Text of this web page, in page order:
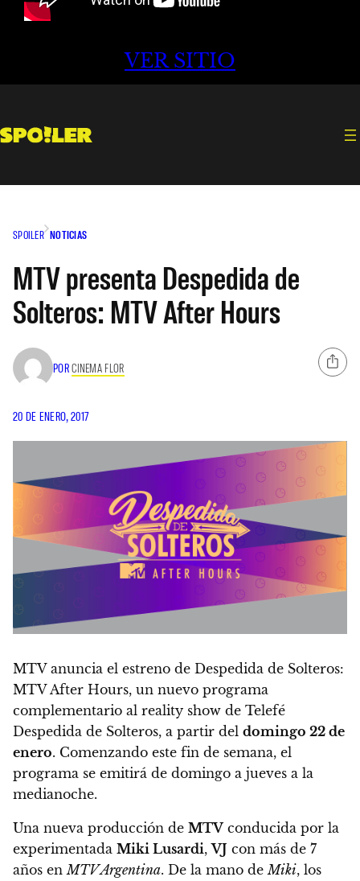
VER SITIO
SPOILER NOTICIAS
MTV presenta Despedida de
Solteros: MTV After Hours
PORCINEMA FLOR
20 DE ENERO, 2017
MTV anuncia el estreno de Despedida de Solteros:
MTV After Hours, un nuevo programa
complementario al reality show de Telefé
Despedida de Solteros, a partir del domingo 22 de
enero. Comenzando este fin de semana, el
programa se emitirá de domingo a jueves a la
medianoche.
Una nueva producción de MTVconducida por la
experimentada Miki Lusardi,VJ con más de 7
años enMTV Argentina. De la mano deMiki, los